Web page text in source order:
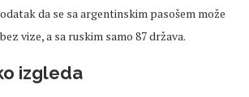
da se sa argentinskim pasošem može
vize, a sa ruskim samo 87 država.
izgleda